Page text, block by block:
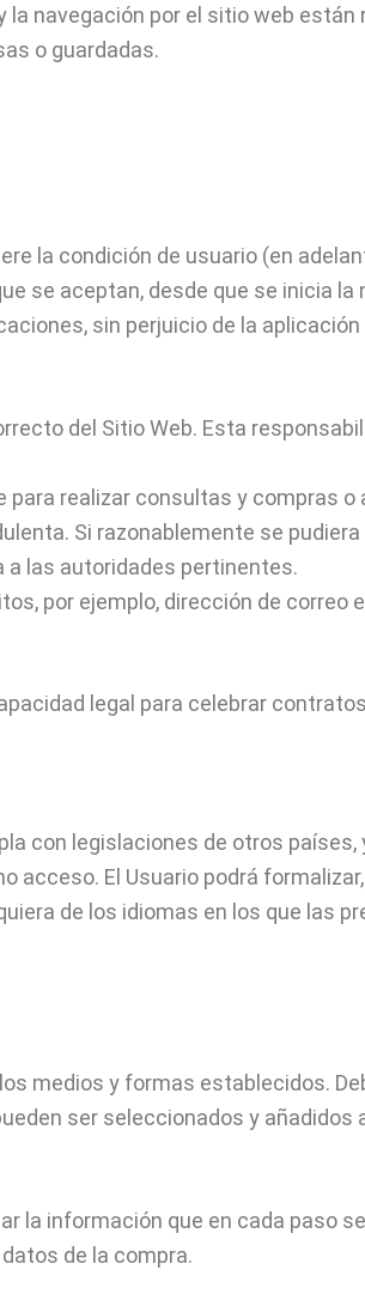
navegación por el sitio web
o guardadas.
la condición de usuario (en
se aceptan, desde que se inicia
sin perjuicio de la
del Sitio Web. Esta
realizar consultas y compras
Si razonablemente se
a las autoridades pertinentes.
por ejemplo, dirección de
legal para celebrar
con legislaciones de otros
acceso. El Usuario podrá
de los idiomas en los que las
medios y formas establecidos.
ser seleccionados y
la información que en cada paso
de la compra.